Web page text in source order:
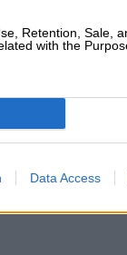
Retention, Sale,
with the
Data Access
come